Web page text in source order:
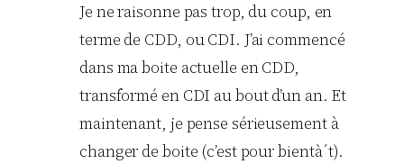
Je ne raisonne pas trop, du coup, en
terme de CDD, ou CDI. J’ai commencé
dans ma boite actuelle en CDD,
transformé en CDI au bout d’un an. Et
maintenant, je pense sérieusement à
changer de boite (c’est pour bientà´t).